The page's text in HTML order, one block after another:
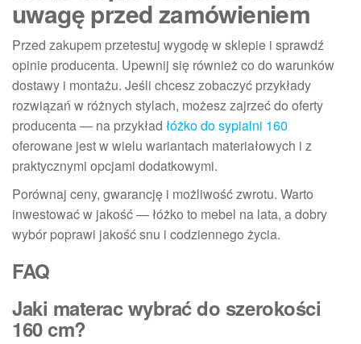
uwagę przed zamówieniem
Przed zakupem przetestuj wygodę w sklepie i sprawdź
opinie producenta. Upewnij się również co do warunków
dostawy i montażu. Jeśli chcesz zobaczyć przykłady
rozwiązań w różnych stylach, możesz zajrzeć do oferty
producenta — na przykład łóżko do sypialni 160
oferowane jest w wielu wariantach materiałowych i z
praktycznymi opcjami dodatkowymi.
Porównaj ceny, gwarancję i możliwość zwrotu. Warto
inwestować w jakość — łóżko to mebel na lata, a dobry
wybór poprawi jakość snu i codziennego życia.
FAQ
Jaki materac wybrać do szerokości
160 cm?